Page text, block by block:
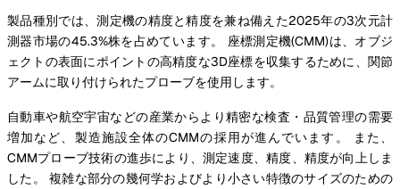
製品種別では、測定機の精度と精度を兼ね備えた2025年の3次元計
測器市場の45.3%株を占めています。 座標測定機(CMM)は、オブジ
ェクトの表面にポイントの高精度な3D座標を収集するために、関節
アームに取り付けられたプローブを使用します。
自動車や航空宇宙などの産業からより精密な検査・品質管理の需要
増加など、製造施設全体のCMMの採用が進んでいます。 また、
CMMプローブ技術の進歩により、測定速度、精度、精度が向上しま
した。 複雑な部分の幾何学およびより小さい特徴のサイズのための